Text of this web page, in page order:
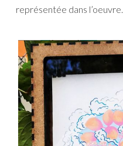
représentée dans l’oeuvre.